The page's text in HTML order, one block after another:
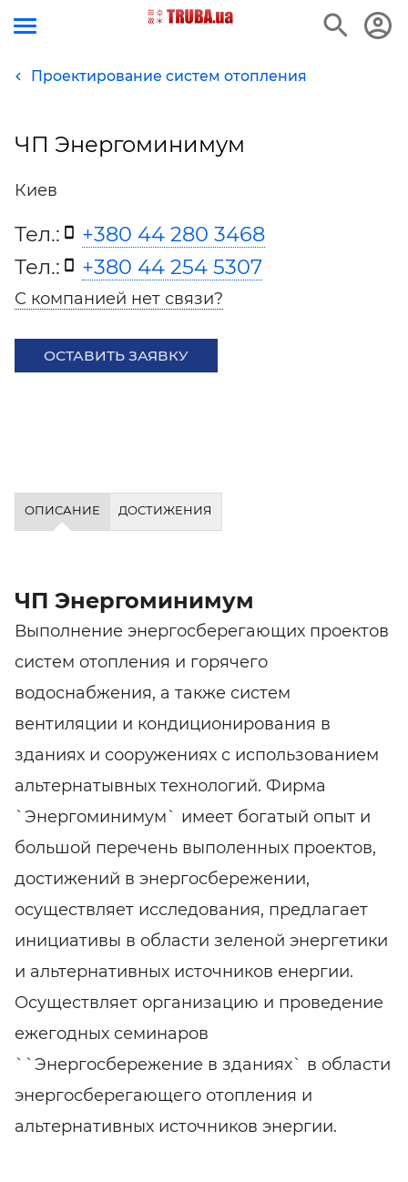
Проектирование систем отопления
ЧП Энергоминимум
Киев
Тел.:
+380 44 280 3468
Тел.:
+380 44 254 5307
С компанией нет связи?
ОСТАВИТЬ ЗАЯВКУ
ОПИСАНИЕ ДОСТИЖЕНИЯ
ЧП Энергоминимум
Выполнение энергосберегающих проектов
систем отопления и горячего
водоснабжения, а также систем
вентиляции и кондиционирования в
зданиях и сооружениях с использованием
альтернатывных технологий. Фирма
`Энергоминимум` имеет богатый опыт и
большой перечень выполенных проектов,
достижений в энергосбережении,
осуществляет исследования, предлагает
инициативы в области зеленой энергетики
и альтернативных источников енергии.
Осуществляет организацию и проведение
ежегодных семинаров
``Энергосбережение в зданиях` в области
энергосберегающего отопления и
альтернативных источников энергии.